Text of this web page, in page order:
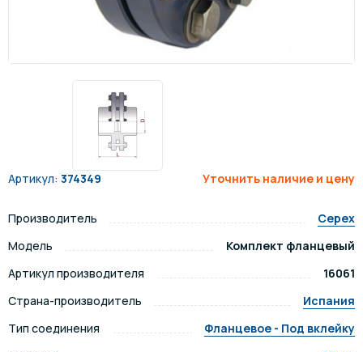
Артикул: 374349 Уточнить наличие и цену
Производитель
Cepex
Модель
Комплект фланцевый
Артикул производителя
16061
Страна-производитель
Испания
Тип соединения
Фланцевое - Под вклейку